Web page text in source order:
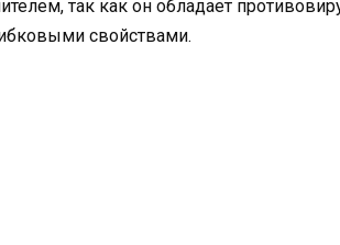
так как он обладает
свойствами.